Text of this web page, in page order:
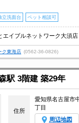
立洗面台 ペット相談可
エイブルネットワーク大須店
ク東海店 (0562-36-0826)
駅 3階建 築29年
住所
愛知県名古屋市
丁目
周辺地図